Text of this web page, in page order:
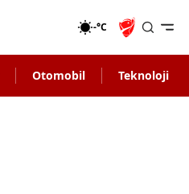
-°C
Otomobil Teknoloji